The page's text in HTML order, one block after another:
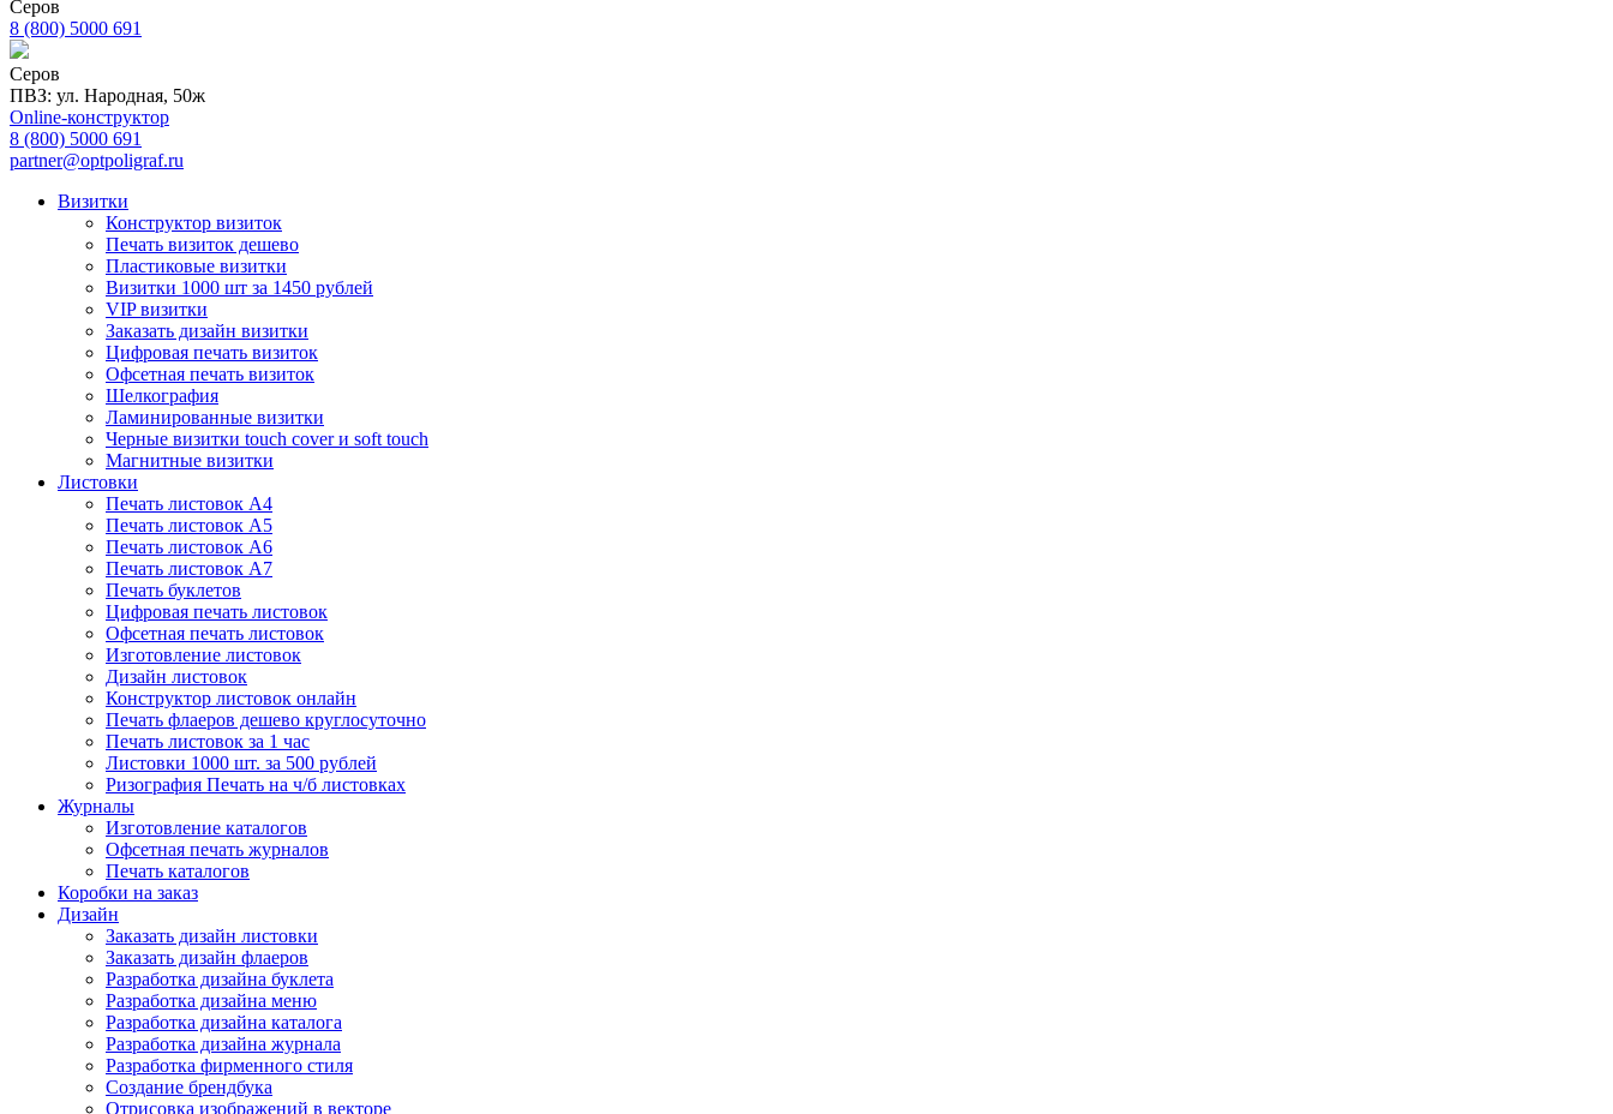
Серов
8 (800) 5000 691
Серов
ПВЗ: ул. Народная, 50ж
Online-конструктор
8 (800) 5000 691
partner@optpoligraf.ru
Визитки
Конструктор визиток
Печать визиток дешево
Пластиковые визитки
Визитки 1000 шт за 1450 рублей
VIP визитки
Заказать дизайн визитки
Цифровая печать визиток
Офсетная печать визиток
Шелкография
Ламинированные визитки
Черные визитки touch cover и soft touch
Магнитные визитки
Листовки
Печать листовок А4
Печать листовок А5
Печать листовок А6
Печать листовок А7
Печать буклетов
Цифровая печать листовок
Офсетная печать листовок
Изготовление листовок
Дизайн листовок
Конструктор листовок онлайн
Печать флаеров дешево круглосуточно
Печать листовок за 1 час
Листовки 1000 шт. за 500 рублей
Ризография Печать на ч/б листовках
Журналы
Изготовление каталогов
Офсетная печать журналов
Печать каталогов
Коробки на заказ
Дизайн
Заказать дизайн листовки
Заказать дизайн флаеров
Разработка дизайна буклета
Разработка дизайна меню
Разработка дизайна каталога
Разработка дизайна журнала
Разработка фирменного стиля
Создание брендбука
Отрисовка изображений в векторе